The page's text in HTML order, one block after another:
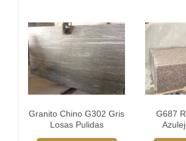
Granito Chino G302 Gris
Losas Pulidas
G687